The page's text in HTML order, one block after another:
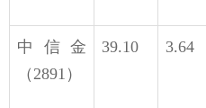
中信金
（2891）
39.10 3.64